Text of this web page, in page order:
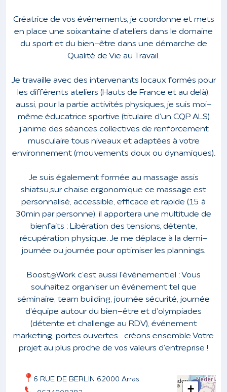
Créatrice de vos événements, je coordonne et mets
en place une soixantaine d'ateliers dans le domaine
du sport et du bien-être dans une démarche de
Qualité de Vie au Travail.
Je travaille avec des intervenants locaux formés pour
les différents ateliers (Hauts de France et au delà),
aussi, pour la partie activités physiques, je suis moi-
même éducatrice sportive (titulaire d'un CQP ALS)
;j'anime des séances collectives de renforcement
musculaire tous niveaux et adaptées à votre
environnement (mouvements doux ou dynamiques).
Je suis également formée au massage assis
shiatsu,sur chaise ergonomique ce massage est
personnalisé, accessible, efficace et rapide (15 à
30min par personne), il apportera une multitude de
bienfaits : Libération des tensions, détente,
récupération physique. Je me déplace à la demi-
journée ou journée pour optimiser les plannings.
Boost@Work c'est aussi l'événementiel :Vous
souhaitez organiser un événement tel que
séminaire, team building, journée sécurité, journée
d'équipe autour du bien-être et d'olympiades
(détente et challenge au RDV), événement
marketing, portes ouvertes... créons ensemble Votre
projet au plus proche de vos valeurs d'entreprise !
6 RUE DE BERLIN 62000 Arras
+